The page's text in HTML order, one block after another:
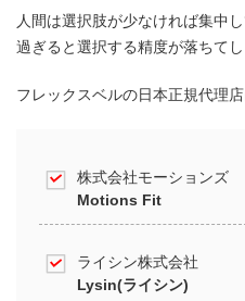
人間は選択肢が少なければ集中
過ぎると選択する精度が落ちてし
フレックスベルの日本正規代理
株式会社モーションズ
Motions Fit
ライシン株式会社
Lysin(ライシン)